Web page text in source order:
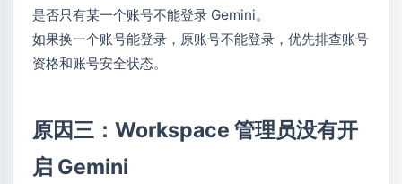
是否只有某一个账号不能登录 Gemini。
如果换一个账号能登录，原账号不能登录，优先排查账号
资格和账号安全状态。
原因三：Workspace 管理员没有开
启 Gemini